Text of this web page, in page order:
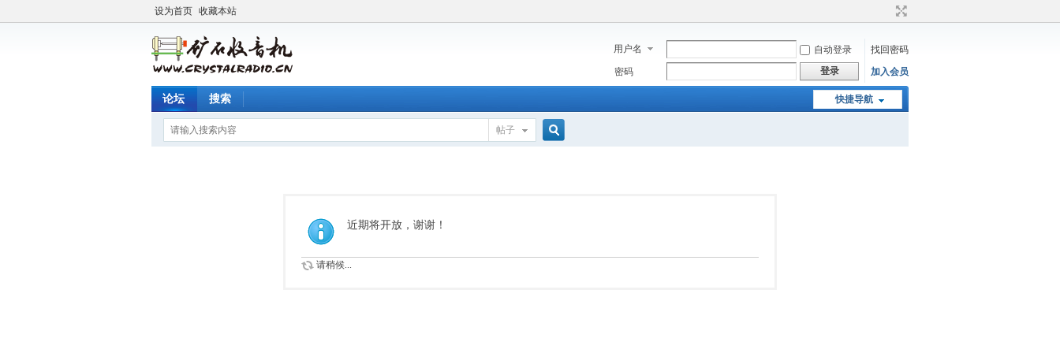
设为首页 收藏本站
用户名 自动登录
找回密码
密码
登录 加入会员
快捷导航
论坛 搜索
帖子
近期将开放，谢谢！
请稍候...